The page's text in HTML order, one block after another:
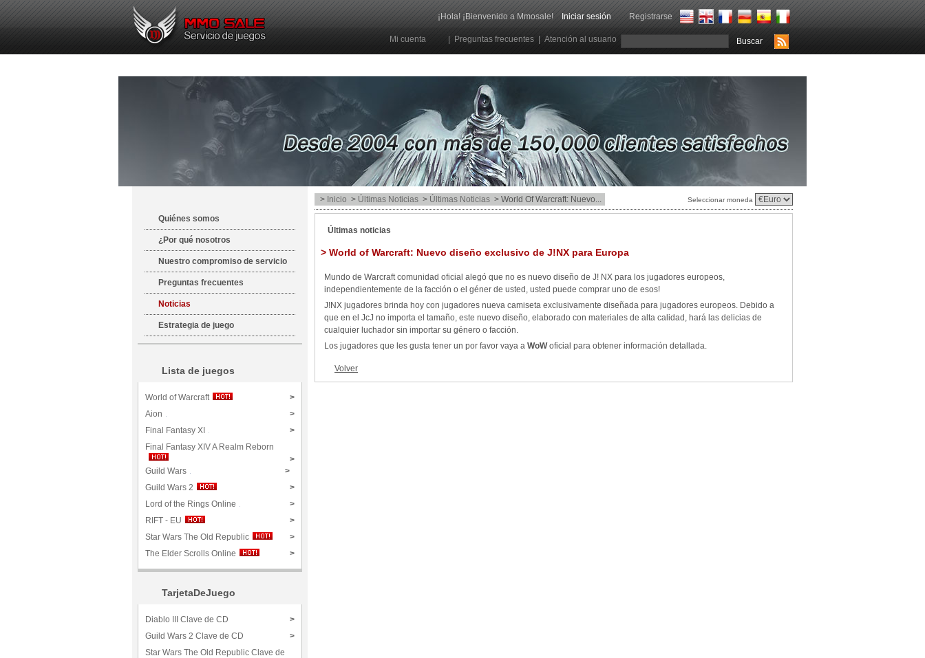
¡Hola! ¡Bienvenido a Mmosale! Iniciar sesión Registrarse
Atención al usuario
Preguntas frecuentes
Mi cuenta
Quiénes somos
¿Por qué nosotros
Nuestro compromiso de servicio
Preguntas frecuentes
Noticias
Estrategia de juego
Lista de juegos
World of Warcraft
>
Aion
>
Final Fantasy XI
>
Final Fantasy XIV A Realm Reborn
>
Guild Wars
>
Guild Wars 2
>
Lord of the Rings Online
>
RIFT - EU
>
Star Wars The Old Republic
>
The Elder Scrolls Online
>
TarjetaDeJuego
Diablo III Clave de CD
>
Guild Wars 2 Clave de CD
>
Star Wars The Old Republic Clave de
> Inicio > Últimas Noticias > Últimas Noticias > World Of Warcraft: Nuevo... Seleccionar moneda
Últimas noticias
> World of Warcraft: Nuevo diseño exclusivo de J!NX para Europa
Mundo de Warcraft comunidad oficial alegó que no es nuevo diseño de J! NX para los jugadores europeos,
independientemente de la facción o el géner de usted, usted puede comprar uno de esos!
J!NX jugadores brinda hoy con jugadores nueva camiseta exclusivamente diseñada para jugadores europeos. Debido a
que en el JcJ no importa el tamaño, este nuevo diseño, elaborado con materiales de alta calidad, hará las delicias de
cualquier luchador sin importar su género o facción.
Los jugadores que les gusta tener un por favor vaya a WoWoficial para obtener información detallada.
Volver